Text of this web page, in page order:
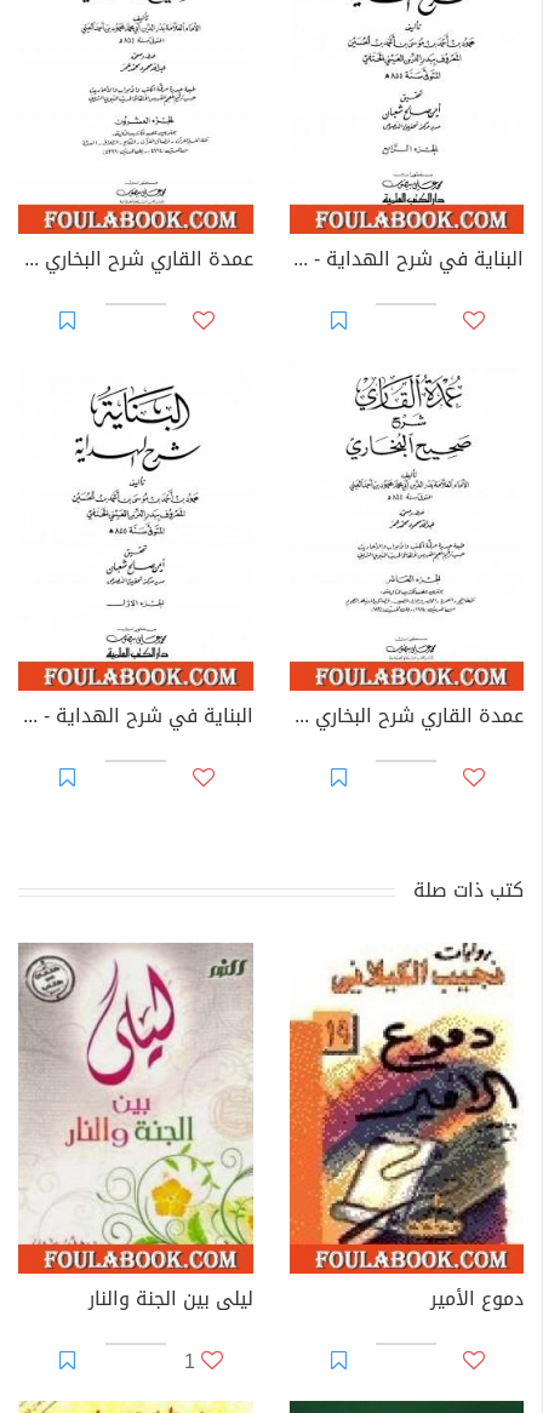
البناية في شرح الهداية - المجلد الرابع عمدة القاري شرح البخاري - الجزء العشرون
عمدة القاري شرح البخاري - الجزء العاشر البناية في شرح الهداية - المجلد الأول
كتب ذات صلة
دموع الأمير
ليلى بين الجنة والنار
1